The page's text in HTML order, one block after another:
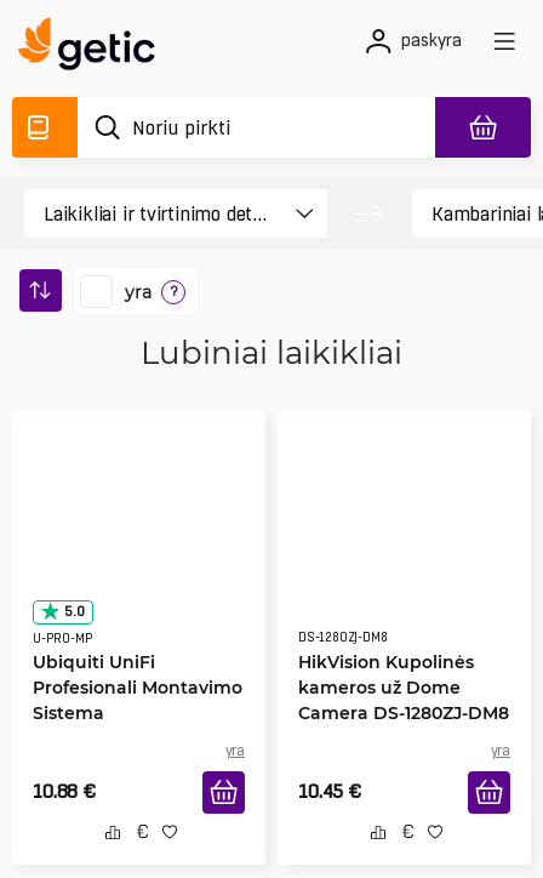
paskyra
yra ?
Lubiniai laikikliai
5.0
U-PRO-MP
Ubiquiti UniFi
Profesionali Montavimo
Sistema
yra
10.88 €
DS-1280ZJ-DM8
HikVision Kupolinės
kameros už Dome
Camera DS-1280ZJ-DM8
yra
10.45 €